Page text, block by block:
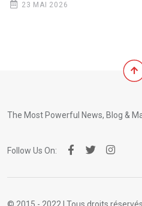
23 MAI 2026
The Most Powerful News, Blog &
Follow Us On:
© 2015 - 2022 | Tous droits réservés